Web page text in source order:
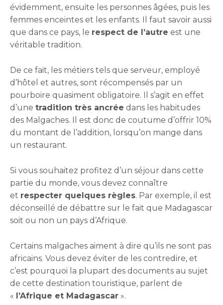
évidemment, ensuite les personnes âgées, puis les
femmes enceintes et les enfants. Il faut savoir aussi
que dans ce pays, le respect de l’autre est une
véritable tradition.
De ce fait, les métiers tels que serveur, employé
d’hôtel et autres, sont récompensés par un
pourboire quasiment obligatoire. Il s’agit en effet
d’une tradition très ancrée dans les habitudes
des Malgaches. Il est donc de coutume d’offrir 10%
du montant de l’addition, lorsqu’on mange dans
un restaurant.
Si vous souhaitez profitez d’un séjour dans cette
partie du monde, vous devez connaître
et respecter quelques règles. Par exemple, il est
déconseillé de débattre sur le fait que Madagascar
soit ou non un pays d’Afrique.
Certains malgaches aiment à dire qu’ils ne sont pas
africains. Vous devez éviter de les contredire, et
c’est pourquoi la plupart des documents au sujet
de cette destination touristique, parlent de
« l’Afrique et Madagascar ».